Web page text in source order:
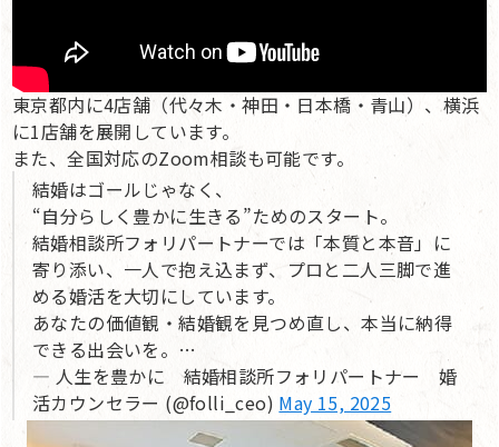
東京都内に4店舗（代々木・神田・日本橋・青山）、横浜
に1店舗を展開しています。
また、全国対応のZoom相談も可能です。
結婚はゴールじゃなく、
“自分らしく豊かに生きる”ためのスタート。
結婚相談所フォリパートナーでは「本質と本音」に
寄り添い、一人で抱え込まず、プロと二人三脚で進
める婚活を大切にしています。
あなたの価値観・結婚観を見つめ直し、本当に納得
できる出会いを。…
— 人生を豊かに 結婚相談所フォリパートナー 婚
活カウンセラー (@folli_ceo) May 15, 2025